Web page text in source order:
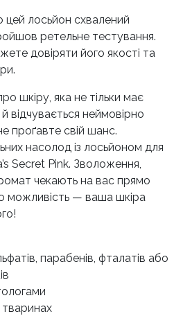
лосьйон схвалений
ретельне тестування.
довіряти його якості та
шкіру, яка не тільки має
відчувається неймовірно
проґавте свій шанс.
насолод із лосьйоном для
Secret Pink. Зволоження,
чекають на вас прямо
можливість — ваша шкіра
парабенів, фталатів або